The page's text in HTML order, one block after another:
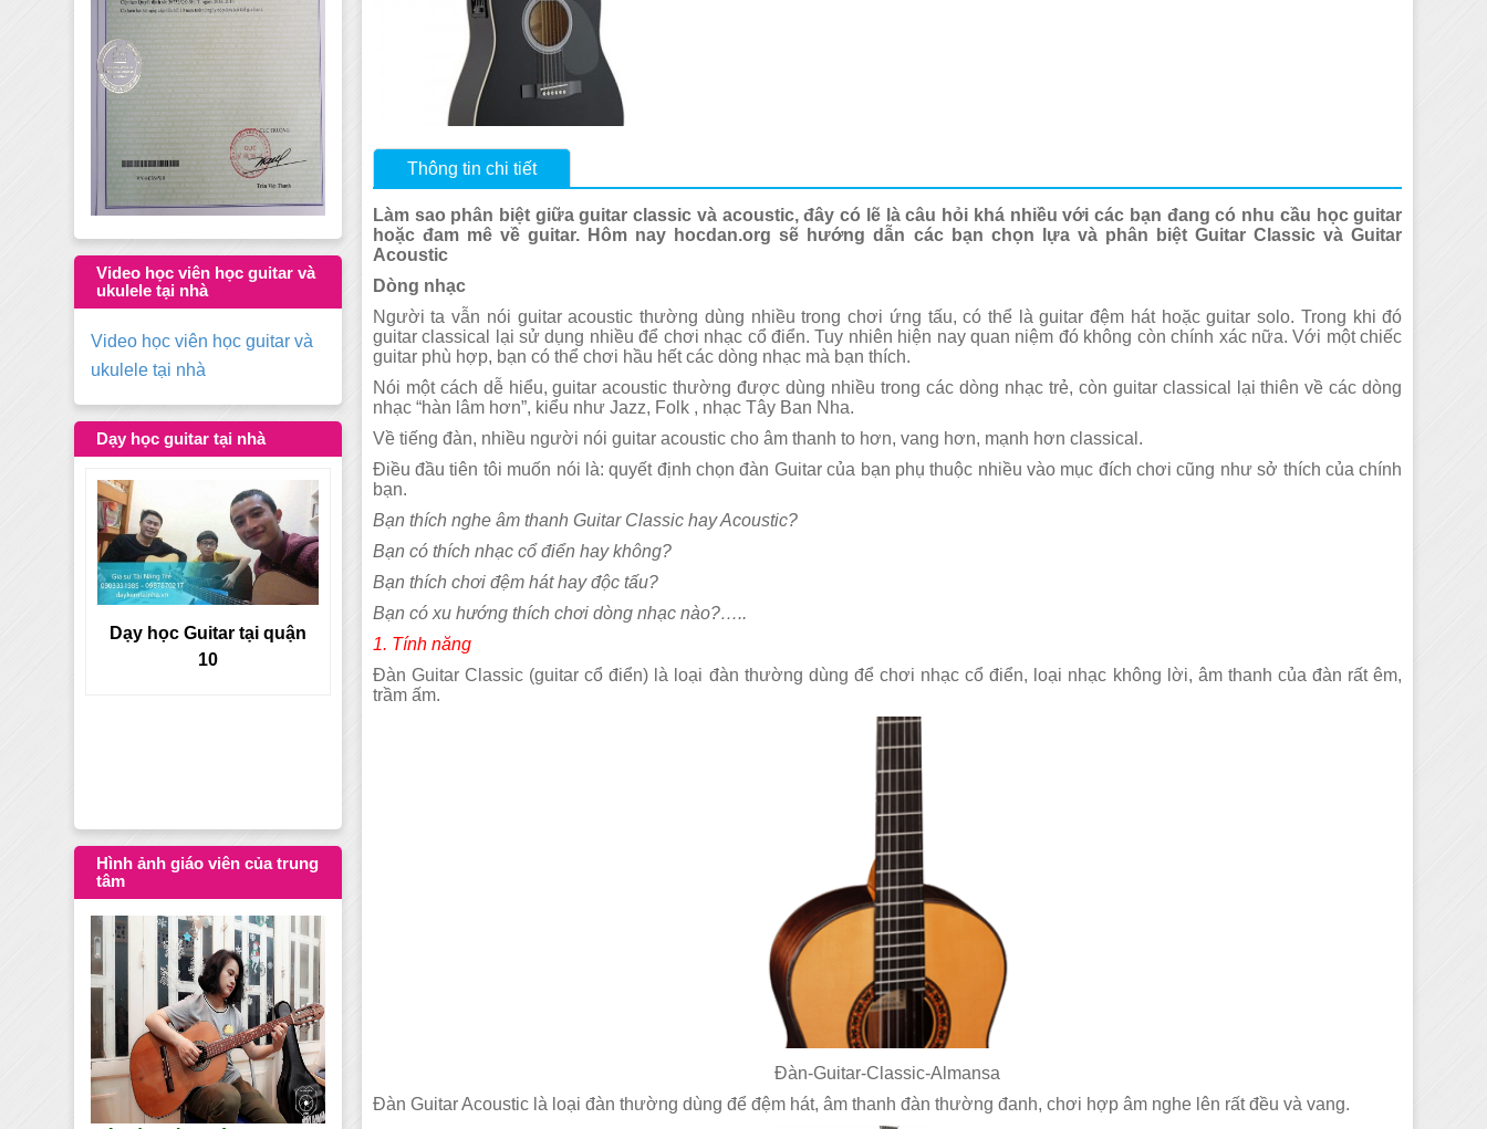
Thông tin chi tiết
Làm sao phân biệt giữa guitar classic và acoustic, đây có lẽ là câu hỏi khá nhiều với các bạn đang có nhu cầu học guitar
hoặc đam mê về guitar. Hôm nay hocdan.org sẽ hướng dẫn các bạn chọn lựa và phân biệt Guitar Classic và Guitar
Acoustic
Dòng nhạc
Người ta vẫn nói guitar acoustic thường dùng nhiều trong chơi ứng tấu, có thể là guitar đệm hát hoặc guitar solo. Trong khi đó
guitar classical lại sử dụng nhiều để chơi nhạc cổ điển. Tuy nhiên hiện nay quan niệm đó không còn chính xác nữa. Với một chiếc
guitar phù hợp, bạn có thể chơi hầu hết các dòng nhạc mà bạn thích.
Nói một cách dễ hiểu, guitar acoustic thường được dùng nhiều trong các dòng nhạc trẻ, còn guitar classical lại thiên về các dòng
nhạc “hàn lâm hơn”, kiểu như Jazz, Folk , nhạc Tây Ban Nha.
Về tiếng đàn, nhiều người nói guitar acoustic cho âm thanh to hơn, vang hơn, mạnh hơn classical.
Điều đầu tiên tôi muốn nói là: quyết định chọn đàn Guitar của bạn phụ thuộc nhiều vào mục đích chơi cũng như sở thích của chính
bạn.
Bạn thích nghe âm thanh Guitar Classic hay Acoustic?
Bạn có thích nhạc cổ điển hay không?
Bạn thích chơi đệm hát hay độc tấu?
Bạn có xu hướng thích chơi dòng nhạc nào?…..
1. Tính năng
Đàn Guitar Classic (guitar cổ điển) là loại đàn thường dùng để chơi nhạc cổ điển, loại nhạc không lời, âm thanh của đàn rất êm,
trầm ấm.
Đàn-Guitar-Classic-Almansa
Đàn Guitar Acoustic là loại đàn thường dùng để đệm hát, âm thanh đàn thường đanh, chơi hợp âm nghe lên rất đều và vang.
Video học viên học guitar và
ukulele tại nhà
Video học viên học guitar và
ukulele tại nhà
Dạy học guitar tại nhà
Dạy học Guitar tại quận 9
Hình ảnh giáo viên của trung
tâm